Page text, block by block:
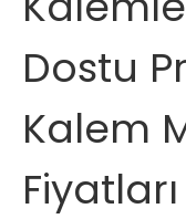
Dostu
Kalem